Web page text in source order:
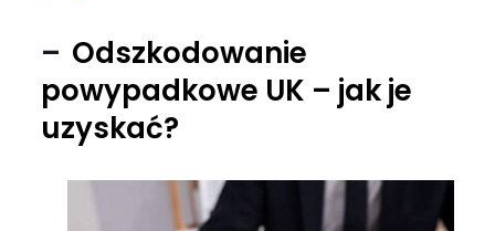
Odszkodowanie
powypadkowe UK – jak je
uzyskać?